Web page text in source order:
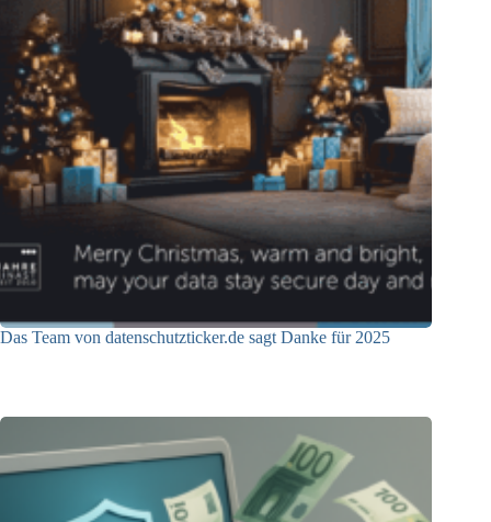
Das Team von datenschutzticker.de sagt Danke für 2025